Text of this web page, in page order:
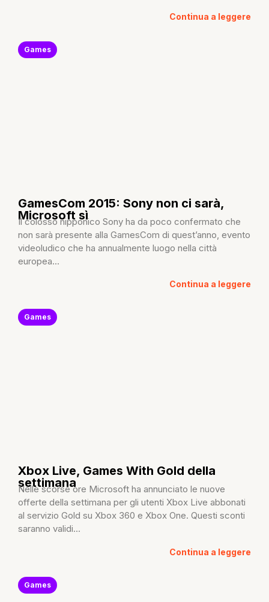
Continua a leggere
Games
GamesCom 2015: Sony non ci sarà,
Microsoft sì
Il colosso nipponico Sony ha da poco confermato che
non sarà presente alla GamesCom di quest’anno, evento
videoludico che ha annualmente luogo nella città
europea...
Continua a leggere
Games
Xbox Live, Games With Gold della
settimana
Nelle scorse ore Microsoft ha annunciato le nuove
offerte della settimana per gli utenti Xbox Live abbonati
al servizio Gold su Xbox 360 e Xbox One. Questi sconti
saranno validi...
Continua a leggere
Games